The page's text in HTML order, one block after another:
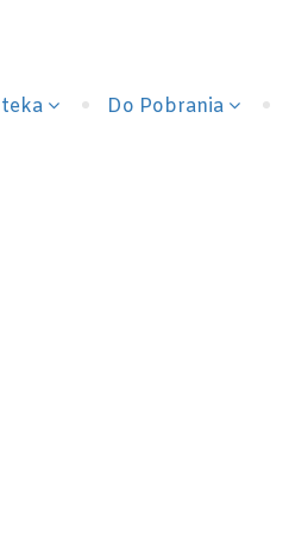
Do Pobrania